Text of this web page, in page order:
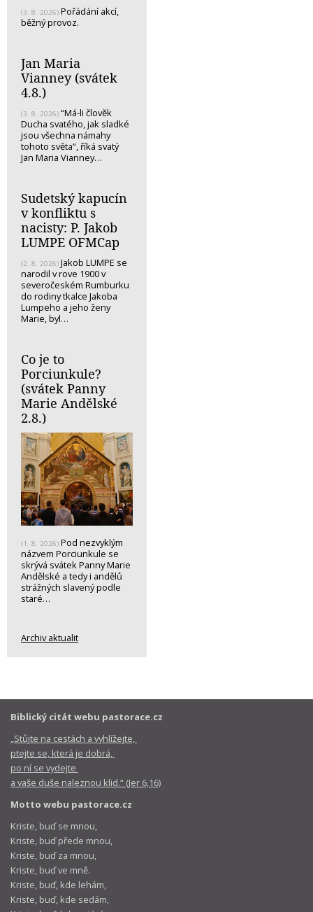
(3. 8. 2026) Pořádání akcí,
běžný provoz.
Jan Maria
Vianney (svátek
4.8.)
(3. 8. 2026) “Má-li člověk
Ducha svatého, jak sladké
jsou všechna námahy
tohoto světa“, říká svatý
Jan Maria Vianney…
Sudetský kapucín
v konfliktu s
nacisty: P. Jakob
LUMPE OFMCap
(2. 8. 2026) Jakob LUMPE se
narodil v rove 1900 v
severočeském Rumburku
do rodiny tkalce Jakoba
Lumpeho a jeho ženy
Marie, byl…
Co je to
Porciunkule?
(svátek Panny
Marie Andělské
2.8.)
(1. 8. 2026) Pod nezvyklým
názvem Porciunkule se
skrývá svátek Panny Marie
Andělské a tedy i andělů
strážných slavený podle
staré…
Archiv aktualit
Biblický citát webu pastorace.cz
„Stůjte na cestách a vyhlížejte,
ptejte se, která je dobrá,
po ní se vydejte
a vaše duše naleznou klid.“ (Jer 6,16)
Motto webu pastorace.cz
Kriste, buď se mnou,
Kriste, buď přede mnou,
Kriste, buď za mnou,
Kriste, buď ve mně.
Kriste, buď, kde lehám,
Kriste, buď, kde sedám,